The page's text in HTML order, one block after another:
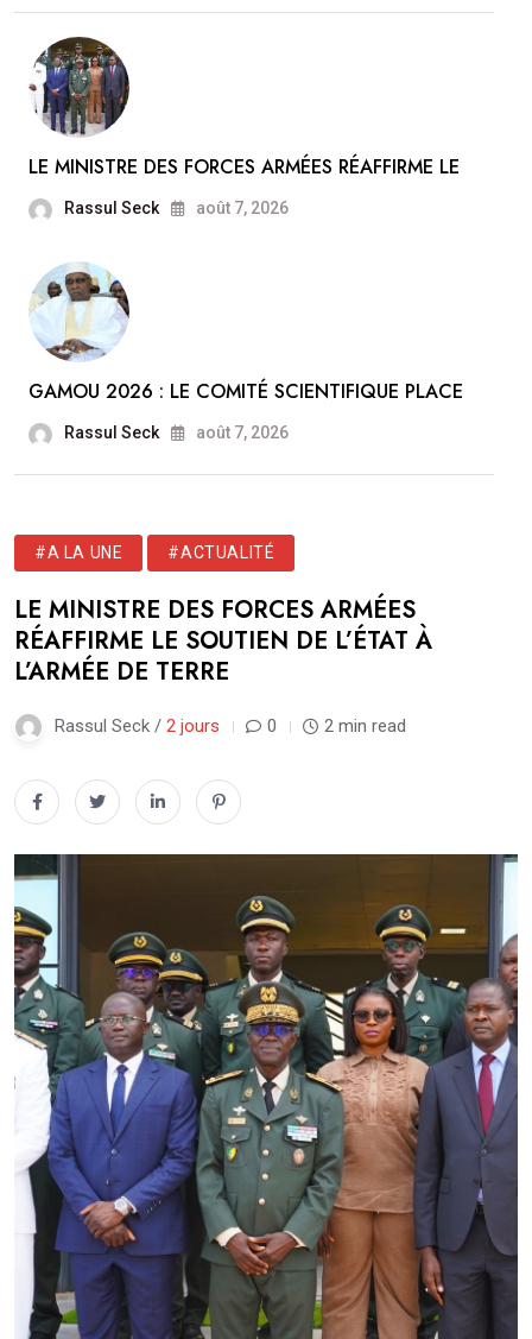
LE MINISTRE DES FORCES ARMÉES RÉAFFIRME LE
Rassul Seck août 7, 2026
GAMOU 2026 : LE COMITÉ SCIENTIFIQUE PLACE
Rassul Seck août 7, 2026
#A LA UNE #ACTUALITÉ
LE MINISTRE DES FORCES ARMÉES
RÉAFFIRME LE SOUTIEN DE L’ÉTAT À
L’ARMÉE DE TERRE
Rassul Seck / 2 jours 0 2 min read